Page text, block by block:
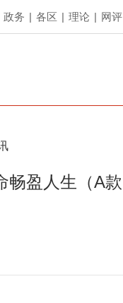
政务 | 各区 | 理论 | 网评
畅盈人生（A